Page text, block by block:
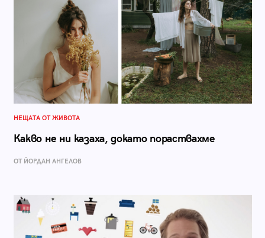
НЕЩАТА ОТ ЖИВОТА
Какво не ни казаха, докато пораствахме
ОТ ЙОРДАН АНГЕЛОВ